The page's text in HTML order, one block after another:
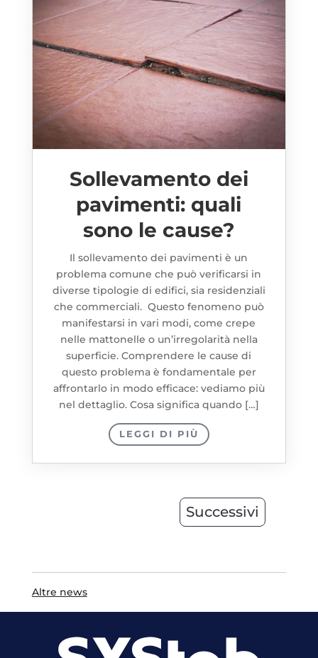
Sollevamento dei
pavimenti: quali
sono le cause?
Il sollevamento dei pavimenti è un
problema comune che può verificarsi in
diverse tipologie di edifici, sia residenziali
che commerciali. Questo fenomeno può
manifestarsi in vari modi, come crepe
nelle mattonelle o un’irregolarità nella
superficie. Comprendere le cause di
questo problema è fondamentale per
affrontarlo in modo efficace: vediamo più
nel dettaglio. Cosa significa quando […]
LEGGI DI PIÙ
Successivi
Altre news